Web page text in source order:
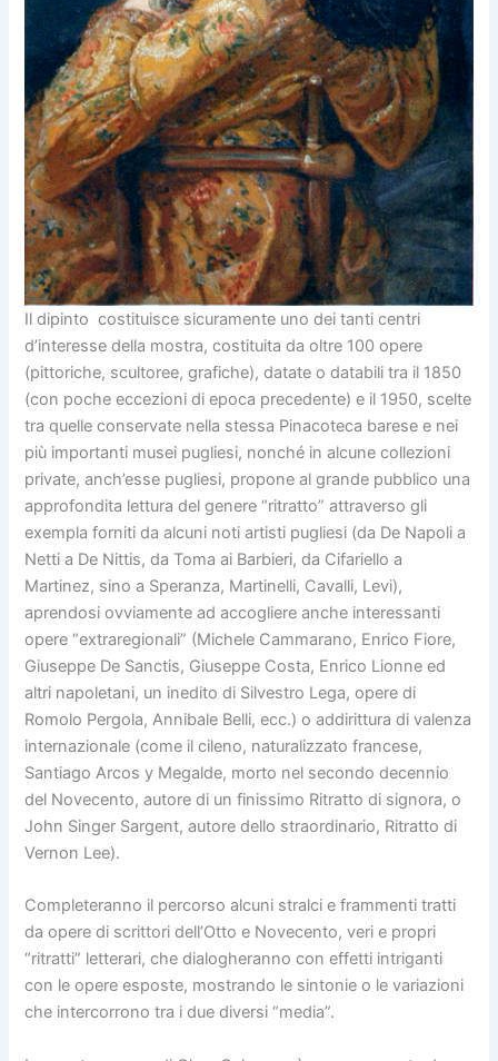
Il dipinto costituisce sicuramente uno dei tanti centri
d’interesse della mostra, costituita da oltre 100 opere
(pittoriche, scultoree, grafiche), datate o databili tra il 1850
(con poche eccezioni di epoca precedente) e il 1950, scelte
tra quelle conservate nella stessa Pinacoteca barese e nei
più importanti musei pugliesi, nonché in alcune collezioni
private, anch’esse pugliesi, propone al grande pubblico una
approfondita lettura del genere “ritratto” attraverso gli
exempla forniti da alcuni noti artisti pugliesi (da De Napoli a
Netti a De Nittis, da Toma ai Barbieri, da Cifariello a
Martinez, sino a Speranza, Martinelli, Cavalli, Levi),
aprendosi ovviamente ad accogliere anche interessanti
opere “extraregionali” (Michele Cammarano, Enrico Fiore,
Giuseppe De Sanctis, Giuseppe Costa, Enrico Lionne ed
altri napoletani, un inedito di Silvestro Lega, opere di
Romolo Pergola, Annibale Belli, ecc.) o addirittura di valenza
internazionale (come il cileno, naturalizzato francese,
Santiago Arcos y Megalde, morto nel secondo decennio
del Novecento, autore di un finissimo Ritratto di signora, o
John Singer Sargent, autore dello straordinario, Ritratto di
Vernon Lee).
Completeranno il percorso alcuni stralci e frammenti tratti
da opere di scrittori dell’Otto e Novecento, veri e propri
“ritratti” letterari, che dialogheranno con effetti intriganti
con le opere esposte, mostrando le sintonie o le variazioni
che intercorrono tra i due diversi “media”.